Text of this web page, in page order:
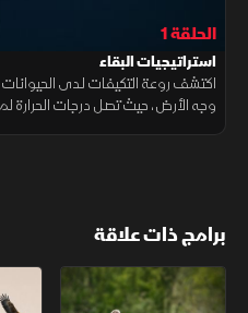
الحلقة 1
استراتيجيات البقاء
اكتشف روعة التكيفات لدى
وجه الأرض، حيث تصل درجات
برامج ذات علاقة
الربيع البري عجائب